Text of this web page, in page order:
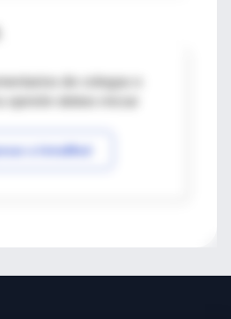
de colegas o
a IntraMed